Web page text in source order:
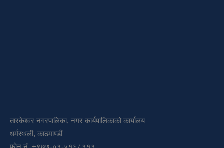
तारकेश्वर नगरपालिका, नगर कार्यपालिकाको कार्यालय
धर्मस्थली, काठमाण्डौं